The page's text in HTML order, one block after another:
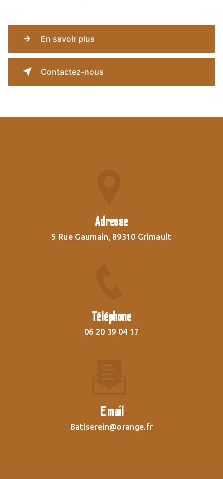
En savoir plus
Contactez-nous
Adresse
5 Rue Gaumain, 89310 Grimault
Téléphone
06 20 39 04 17
Email
batiserein@orange.fr